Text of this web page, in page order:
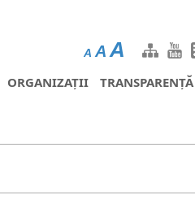
A A A
ORGANIZAȚII TRANSPARENȚĂ